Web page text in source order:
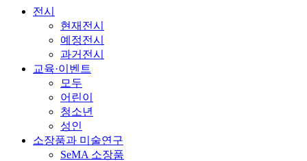
전시
현재전시
예정전시
과거전시
교육·이벤트
모두
어린이
청소년
성인
소장품과 미술연구
SeMA 소장품